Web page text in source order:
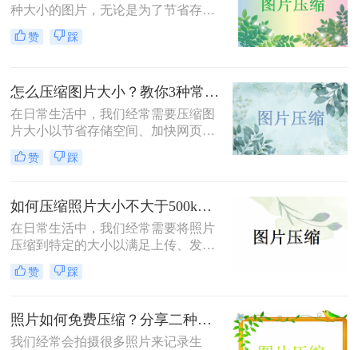
种大小的图片，无论是为了节省存储
空间，还是为了加快网页加载速度，
压缩图片都是一个非常实用的技能。
赞 踩
怎么压缩图片大小？教你3种常用压缩方法！
在日常生活中，我们经常需要压缩图
片大小以节省存储空间、加快网页加
载速度或方便文件传输。那么怎么压
缩图片大小呢？本文将介绍三种压缩
片压缩。
赞 踩
如何压缩照片大小不大于500k？学会这2种压缩方法轻松解决！
在日常生活中，我们经常需要将照片
压缩到特定的大小以满足上传、发送
或存储的需求。那么如何压缩照片大
小不大于500k呢？本文将介绍两种将
方法。
赞 踩
照片如何免费压缩？分享二种高效压缩方法！
我们经常会拍摄很多照片来记录生